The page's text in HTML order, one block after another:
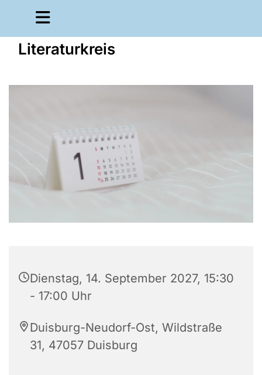
Literaturkreis
Dienstag, 14. September 2027, 15:30
- 17:00 Uhr
Duisburg-Neudorf-Ost, Wildstraße
31, 47057 Duisburg